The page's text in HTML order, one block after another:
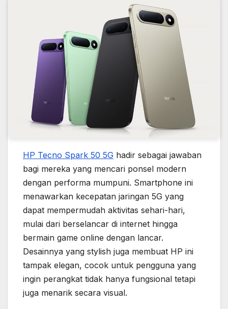
HP Tecno Spark 50 5G hadir sebagai jawaban
bagi mereka yang mencari ponsel modern
dengan performa mumpuni. Smartphone ini
menawarkan kecepatan jaringan 5G yang
dapat mempermudah aktivitas sehari-hari,
mulai dari berselancar di internet hingga
bermain game online dengan lancar.
Desainnya yang stylish juga membuat HP ini
tampak elegan, cocok untuk pengguna yang
ingin perangkat tidak hanya fungsional tetapi
juga menarik secara visual.